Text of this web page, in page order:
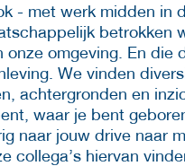
- met werk midden in
betrokken
omgeving. En die
We vinden
achtergronden en
waar je bent
naar jouw drive naar
collega’s hiervan